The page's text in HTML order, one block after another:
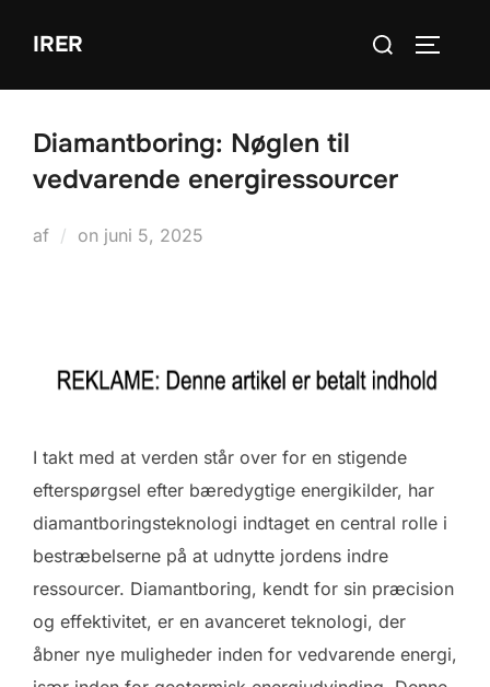
IRER
Søg
Diamantboring: Nøglen til
vedvarende energiressourcer
af on Udgivet
juni 5, 2025
I takt med at verden står over for en stigende
efterspørgsel efter bæredygtige energikilder, har
diamantboringsteknologi indtaget en central rolle i
bestræbelserne på at udnytte jordens indre
ressourcer. Diamantboring, kendt for sin præcision
og effektivitet, er en avanceret teknologi, der
åbner nye muligheder inden for vedvarende energi,